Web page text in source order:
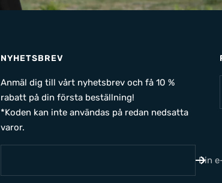
NYHETSBREV
Anmäl dig till vårt nyhetsbrev och få 10 %
rabatt på din första beställning!
*Koden kan inte användas på redan nedsatta
varor.
Din